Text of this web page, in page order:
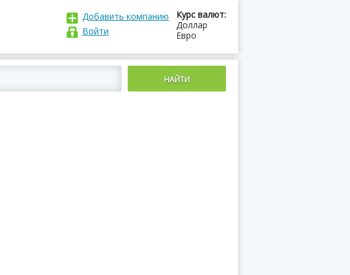
Курс валют:
Доллар
Евро
Добавить компанию
Войти